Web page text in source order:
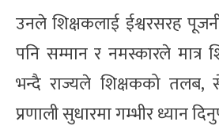
उनले शिक्षकलाई ईश्वरसरह
पनि सम्मान र नमस्कारले मात्र
भन्दै राज्यले शिक्षकको तलब,
प्रणाली सुधारमा गम्भीर ध्यान